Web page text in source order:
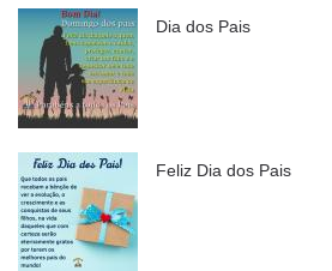
Dia dos Pais
Feliz Dia dos Pais